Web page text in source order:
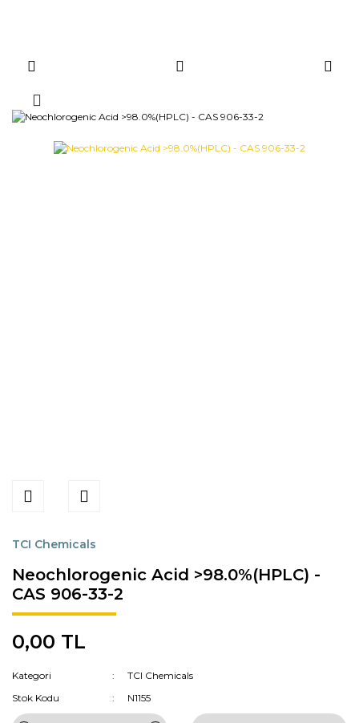
TCI Chemicals
Neochlorogenic Acid >98.0%(HPLC) -
CAS 906-33-2
0,00 TL
Kategori
TCI Chemicals
Stok Kodu
N1155